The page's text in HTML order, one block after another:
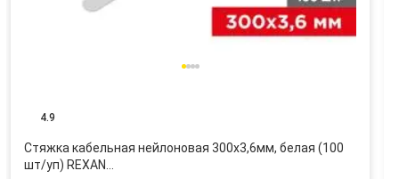
4.9
Стяжка кабельная нейлоновая 300x3,6мм, белая (100
шт/уп) REXAN…